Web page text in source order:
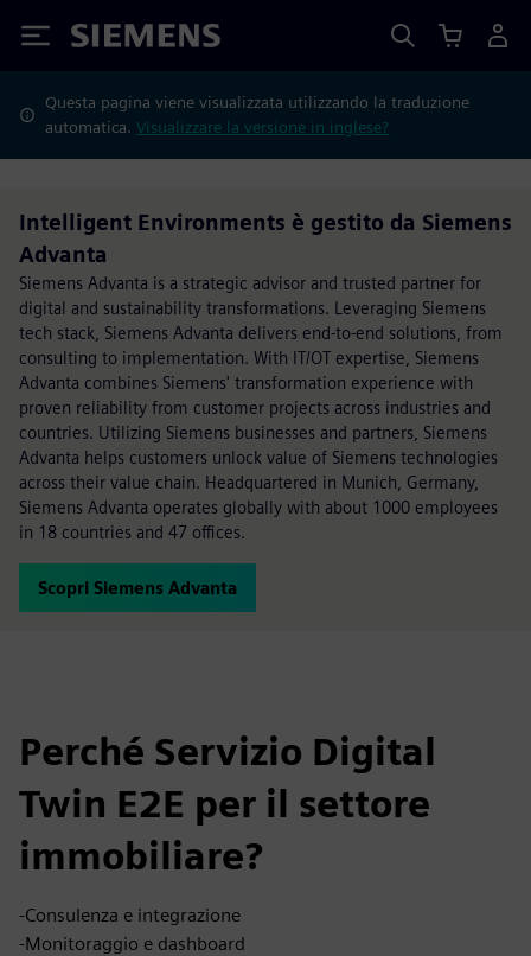
Siemens
Questa pagina viene visualizzata utilizzando la traduzione
automatica.Visualizzare la versione in inglese?
Intelligent Environments è gestito da Siemens
Advanta
Siemens Advanta is a strategic advisor and trusted partner for
digital and sustainability transformations. Leveraging Siemens
tech stack, Siemens Advanta delivers end-to-end solutions, from
consulting to implementation. With IT/OT expertise, Siemens
Advanta combines Siemens' transformation experience with
proven reliability from customer projects across industries and
countries. Utilizing Siemens businesses and partners, Siemens
Advanta helps customers unlock value of Siemens technologies
across their value chain. Headquartered in Munich, Germany,
Siemens Advanta operates globally with about 1000 employees
in 18 countries and 47 offices.
Scopri Siemens Advanta
Perché Servizio Digital
Twin E2E per il settore
immobiliare?
-Consulenza e integrazione
-Monitoraggio e dashboard